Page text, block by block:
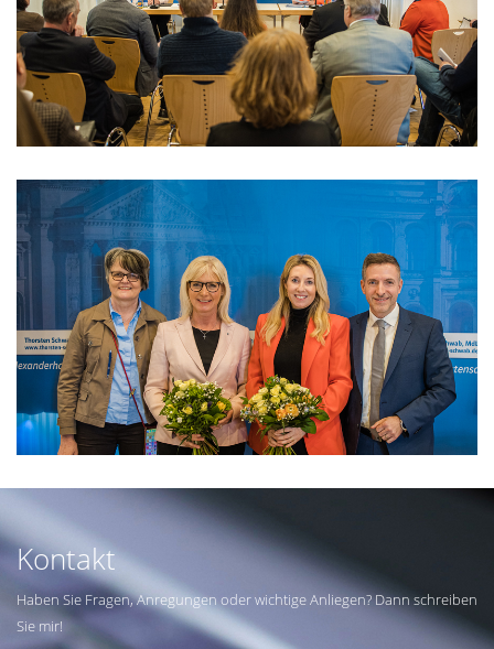
Kontakt
Haben Sie Fragen, Anregungen oder wichtige Anliegen? Dann schreiben
Sie mir!